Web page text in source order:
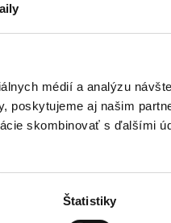
médií a analýzu
poskytujeme aj našim
skombinovať s ďalšími
Štatistiky
Pôdorys